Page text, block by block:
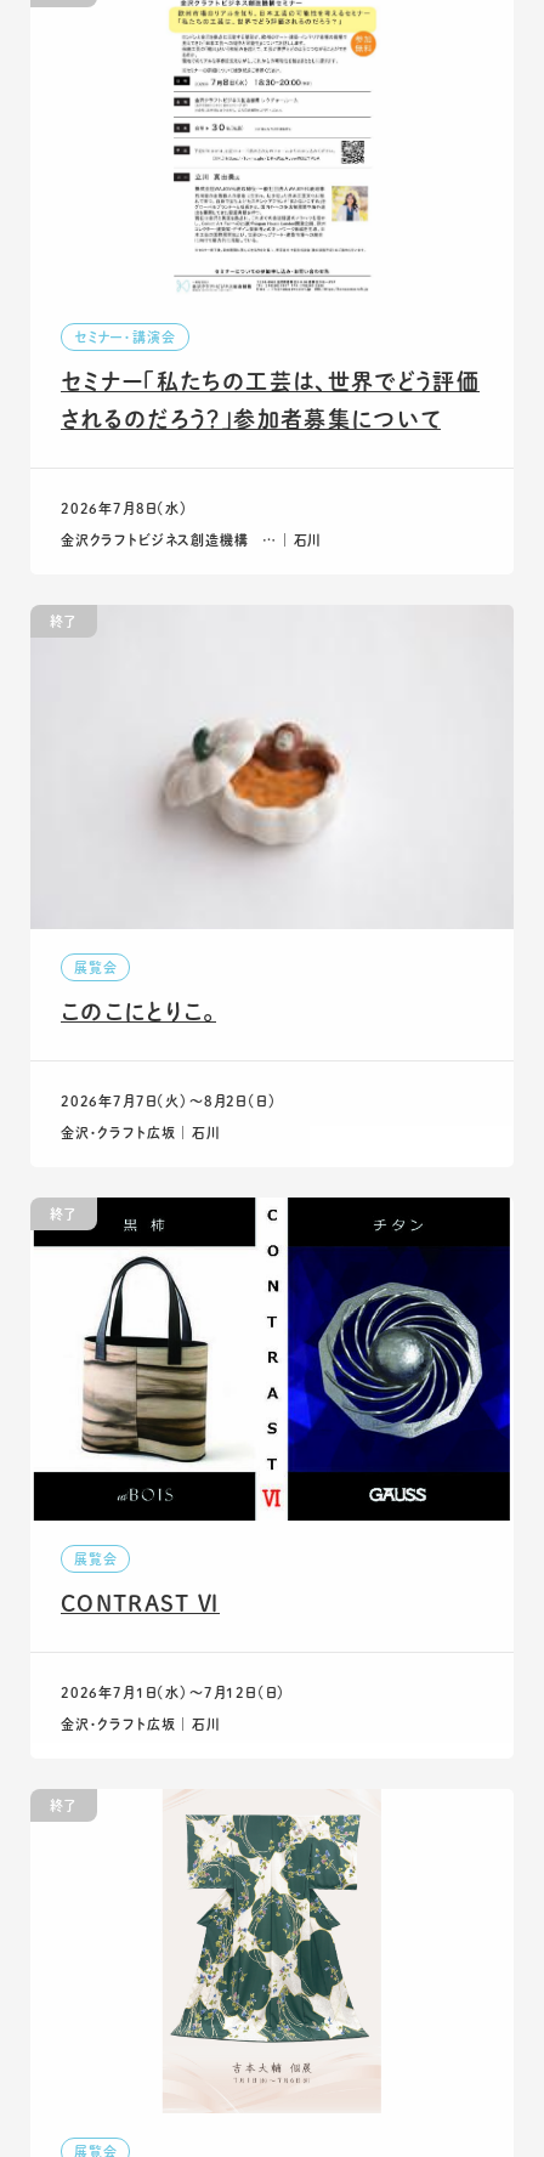
セミナー・講演会
セミナー「私たちの工芸は、世界でどう評価
されるのだろう？」参加者募集について
2026年7月8日（水）
金沢クラフトビジネス創造機構 … ｜ 石川
終了
展覧会
このこにとりこ。
2026年7月7日（火）〜8月2日（日）
金沢・クラフト広坂 ｜ 石川
終了
展覧会
CONTRAST Ⅵ
2026年7月1日（水）〜7月12日（日）
金沢・クラフト広坂 ｜ 石川
終了
展覧会